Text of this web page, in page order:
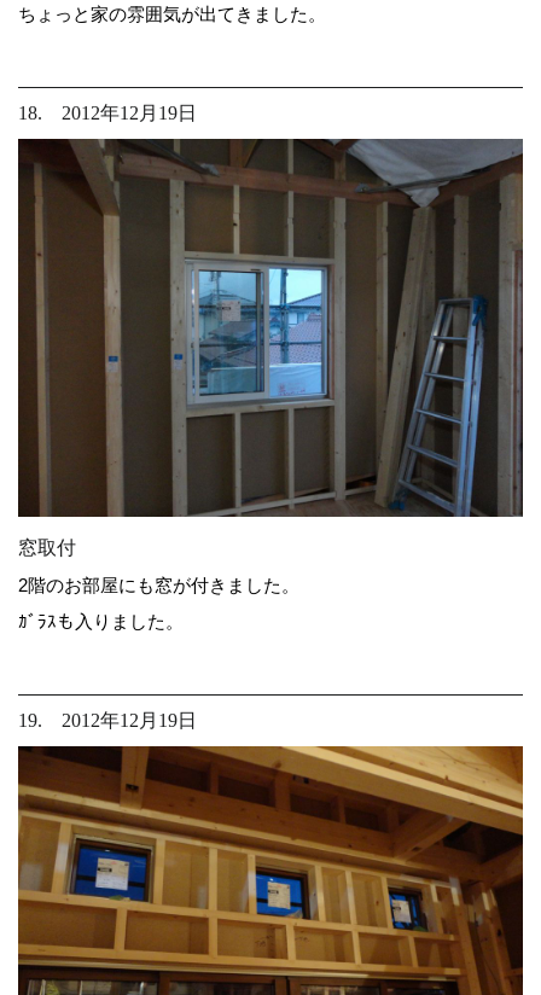
ちょっと家の雰囲気が出てきました。
18. 2012年12月19日
窓取付
2階のお部屋にも窓が付きました。
ｶﾞﾗｽも入りました。
19. 2012年12月19日